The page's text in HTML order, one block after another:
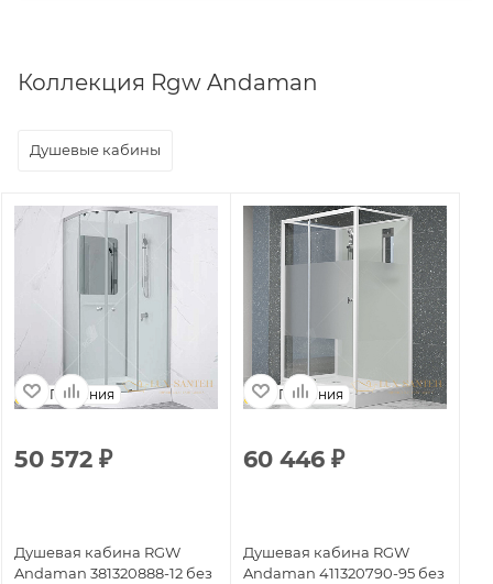
Коллекция Rgw Andaman
Душевые кабины
Германия
50 572 ₽
Душевая кабина RGW
Andaman 381320888-12 без
Германия
60 446 ₽
Душевая кабина RGW
Andaman 411320790-95 без